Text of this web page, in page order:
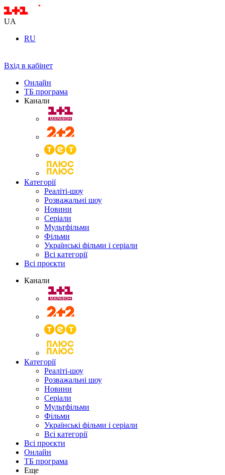
UA
RU
Вхід в кабінет
Онлайн
ТБ програма
Канали
Категорії
Реаліті-шоу
Розважальні шоу
Новини
Серіали
Мультфільми
Фільми
Українські фільми і серіали
Всі категорії
Всі проєкти
Канали
Категорії
Реаліті-шоу
Розважальні шоу
Новини
Серіали
Мультфільми
Фільми
Українські фільми і серіали
Всі категорії
Всі проєкти
Онлайн
ТБ програма
Еще